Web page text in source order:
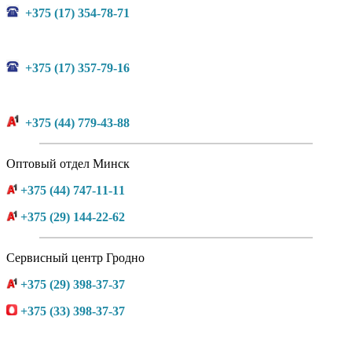
+375 (17) 354-78-71
+375 (17) 357-79-16
+375 (44) 779-43-88
Оптовый отдел Минск
+375 (44) 747-11-11
+375 (29) 144-22-62
Сервисный центр Гродно
+375 (29) 398-37-37
+375 (33) 398-37-37